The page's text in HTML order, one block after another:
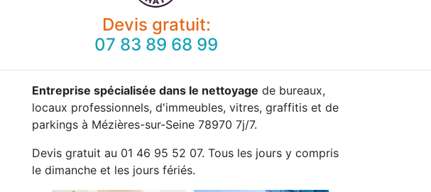
Devis gratuit:
07 83 89 68 99
Entreprise spécialisée dans le nettoyage de bureaux,
locaux professionnels, d'immeubles, vitres, graffitis et de
parkings à Mézières-sur-Seine 78970 7j/7.
Devis gratuit au 01 46 95 52 07. Tous les jours y compris
le dimanche et les jours fériés.